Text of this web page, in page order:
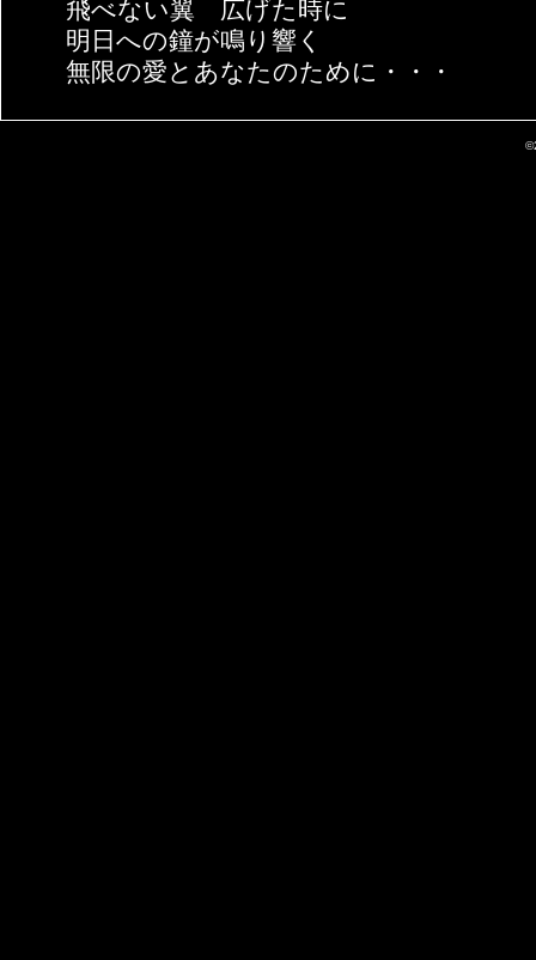
飛べない翼 広げた時に
明日への鐘が鳴り響く
無限の愛とあなたのために・・・